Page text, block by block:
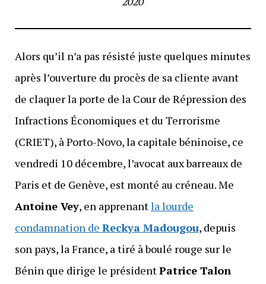
Alors qu’il n’a pas résisté juste quelques minutes
après l’ouverture du procès de sa cliente avant
de claquer la porte de la Cour de Répression des
Infractions Économiques et du Terrorisme
(CRIET), à Porto-Novo, la capitale béninoise, ce
vendredi 10 décembre, l’avocat aux barreaux de
Paris et de Genève, est monté au créneau. Me
Antoine Vey, en apprenantla lourde
condamnation de Reckya Madougou, depuis
son pays, la France, a tiré à boulé rouge sur le
Bénin que dirige le présidentPatrice Talon